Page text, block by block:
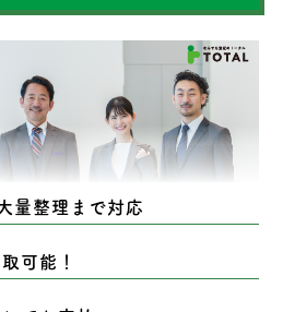
量整理まで対応
可能！